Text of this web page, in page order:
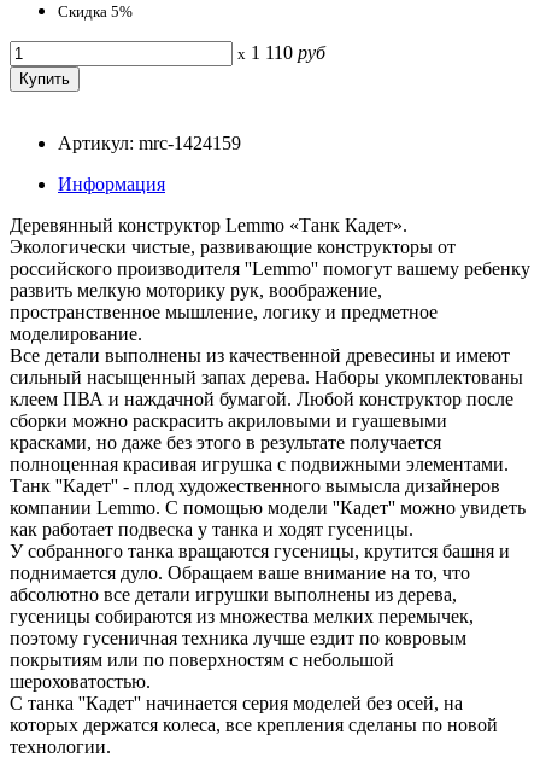
Скидка 5%
x 1 110 руб
Артикул: mrc-1424159
Информация
Деревянный конструктор Lemmo «Танк Кадет».
Экологически чистые, развивающие конструкторы от
российского производителя ''Lemmo'' помогут вашему ребенку
развить мелкую моторику рук, воображение,
пространственное мышление, логику и предметное
моделирование.
Все детали выполнены из качественной древесины и имеют
сильный насыщенный запах дерева. Наборы укомплектованы
клеем ПВА и наждачной бумагой. Любой конструктор после
сборки можно раскрасить акриловыми и гуашевыми
красками, но даже без этого в результате получается
полноценная красивая игрушка с подвижными элементами.
Танк ''Кадет'' - плод художественного вымысла дизайнеров
компании Lemmo. С помощью модели ''Кадет'' можно увидеть
как работает подвеска у танка и ходят гусеницы.
У собранного танка вращаются гусеницы, крутится башня и
поднимается дуло. Обращаем ваше внимание на то, что
абсолютно все детали игрушки выполнены из дерева,
гусеницы собираются из множества мелких перемычек,
поэтому гусеничная техника лучше ездит по ковровым
покрытиям или по поверхностям с небольшой
шероховатостью.
С танка ''Кадет'' начинается серия моделей без осей, на
которых держатся колеса, все крепления сделаны по новой
технологии.